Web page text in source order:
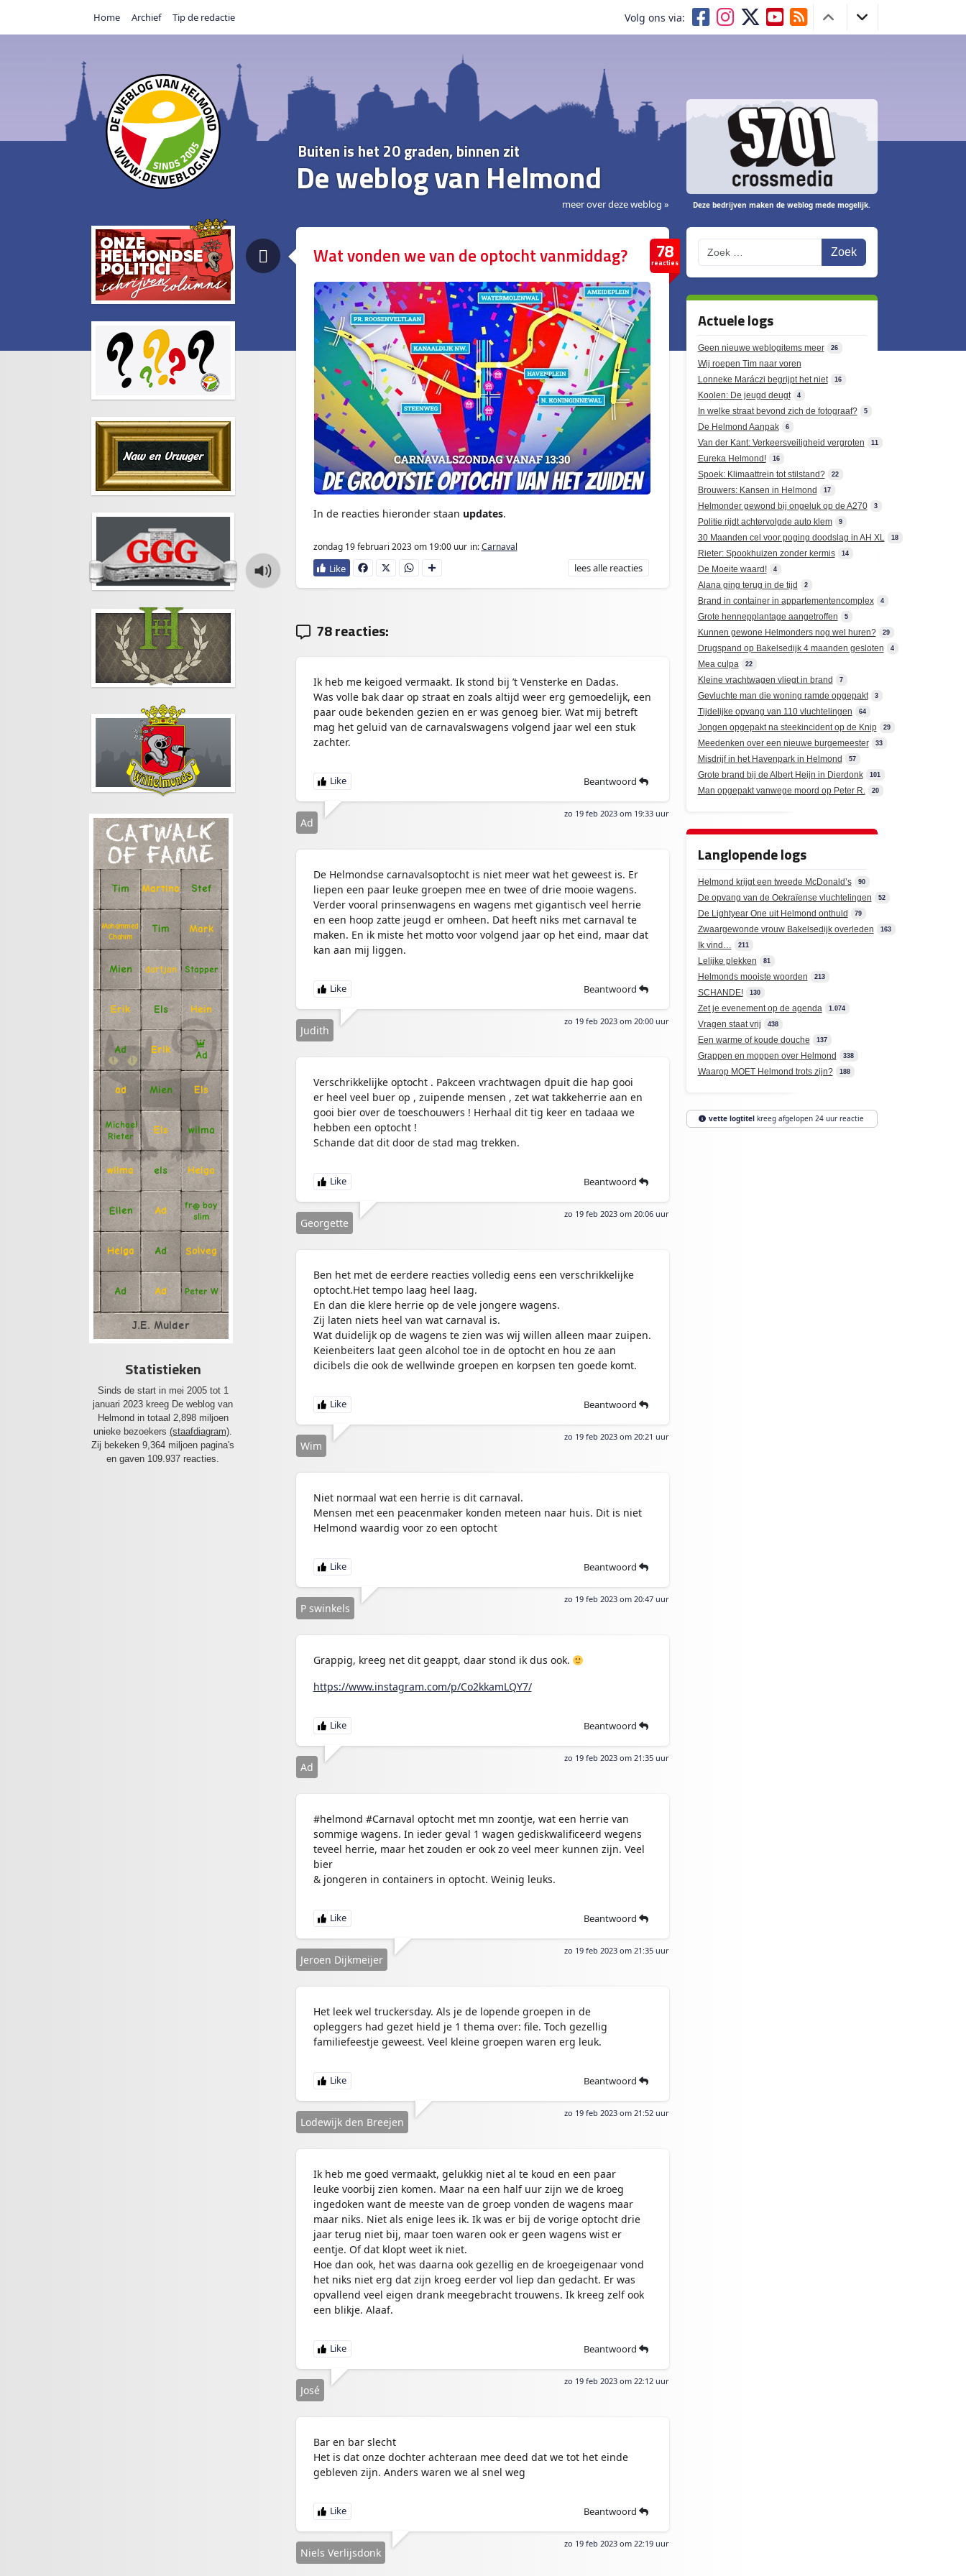
Home Archief Tip de redactie Volg ons via:
Buiten is het 20 graden, binnen zit
De weblog van Helmond
meer over deze weblog » Deze bedrijven maken de weblog mede mogelijk.
CATWALK
OF FAME
Tim Martina Stef
Mohammed
Chahim
Tim Mark
Mien dartjan Stapper
Erik Els Hein
Ad Erik
Ad
ad Mien Els
Michael
Rieter
Els wilma
wilma els Helga
Ellen Ad fr@ boy
slim
Helga Ad Solveg
Ad Ad Peter W
J.E. Mulder
Statistieken
Sinds de start in mei 2005 tot 1
januari 2023 kreeg De weblog van
Helmond in totaal 2,898 miljoen
unieke bezoekers (staafdiagram)
Zij bekeken 9,364 miljoen pagina's
en gaven 109.937 reacties.
78
reacties
Wat vonden we van de optocht vanmiddag?
In de reacties hieronder staan updates.
zondag 19 februari 2023om 19:00 uur in:Carnaval
Fa
ce
X
W
ha
D
e
leesalle reacties
78 reacties:
Ik heb me keigoed vermaakt. Ik stond bij ’t Vensterke en Dadas.
Was volle bak daar op straat en zoals altijd weer erg gemoedelijk, een
paar oude bekenden gezien en er was genoeg bier. Wat mij betreft
mag het geluid van de carnavalswagens volgend jaar wel een stuk
zachter.
Beantwoord
zo 19 feb 2023 om 19:33 uur
Ad
De Helmondse carnavalsoptocht is niet meer wat het geweest is. Er
liepen een paar leuke groepen mee en twee of drie mooie wagens.
Verder vooral prinsenwagens en wagens met gigantisch veel herrie
en een hoop zatte jeugd er omheen. Dat heeft niks met carnaval te
maken. En ik miste het motto voor volgend jaar op het eind, maar dat
kan aan mij liggen.
Beantwoord
zo 19 feb 2023 om 20:00 uur
Judith
Verschrikkelijke optocht . Pakceen vrachtwagen dpuit die hap gooi
er heel veel buer op , zuipende mensen , zet wat takkeherrie aan en
gooi bier over de toeschouwers ! Herhaal dit tig keer en tadaaa we
hebben een optocht !
Schande dat dit door de stad mag trekken.
Beantwoord
zo 19 feb 2023 om 20:06 uur
Georgette
Ben het met de eerdere reacties volledig eens een verschrikkelijke
optocht.Het tempo laag heel laag.
En dan die klere herrie op de vele jongere wagens.
Zij laten niets heel van wat carnaval is.
Wat duidelijk op de wagens te zien was wij willen alleen maar zuipen.
Keienbeiters laat geen alcohol toe in de optocht en hou ze aan
dicibels die ook de wellwinde groepen en korpsen ten goede komt.
Beantwoord
zo 19 feb 2023 om 20:21 uur
Wim
Niet normaal wat een herrie is dit carnaval.
Mensen met een peacenmaker konden meteen naar huis. Dit is niet
Helmond waardig voor zo een optocht
Beantwoord
zo 19 feb 2023 om 20:47 uur
P swinkels
Grappig, kreeg net dit geappt, daar stond ik dus ook.
https://www.instagram.com/p/Co2kkamLQY7/
Beantwoord
zo 19 feb 2023 om 21:35 uur
Ad
#helmond #Carnaval optocht met mn zoontje, wat een herrie van
sommige wagens. In ieder geval 1 wagen gediskwalificeerd wegens
teveel herrie, maar het zouden er ook zo veel meer kunnen zijn. Veel
bier
& jongeren in containers in optocht. Weinig leuks.
Beantwoord
zo 19 feb 2023 om 21:35 uur
Jeroen Dijkmeijer
Het leek wel truckersday. Als je de lopende groepen in de
opleggers had gezet hield je 1 thema over: file. Toch gezellig
familiefeestje geweest. Veel kleine groepen waren erg leuk.
Beantwoord
zo 19 feb 2023 om 21:52 uur
Lodewijk den Breejen
Ik heb me goed vermaakt, gelukkig niet al te koud en een paar
leuke voorbij zien komen. Maar na een half uur zijn we de kroeg
ingedoken want de meeste van de groep vonden de wagens maar
maar niks. Niet als enige lees ik. Ik was er bij de vorige optocht drie
jaar terug niet bij, maar toen waren ook er geen wagens wist er
eentje. Of dat klopt weet ik niet.
Hoe dan ook, het was daarna ook gezellig en de kroegeigenaar vond
het niks niet erg dat zijn kroeg eerder vol liep dan gedacht. Er was
opvallend veel eigen drank meegebracht trouwens. Ik kreeg zelf ook
een blikje. Alaaf.
Beantwoord
zo 19 feb 2023 om 22:12 uur
José
Bar en bar slecht
Het is dat onze dochter achteraan mee deed dat we tot het einde
gebleven zijn. Anders waren we al snel weg
Beantwoord
zo 19 feb 2023 om 22:19 uur
Niels Verlijsdonk
Actuele logs
Geen nieuwe weblogitems meer 26
Wij roepen Tim naar voren
Lonneke Maráczi begrijpt het niet
16
Koolen: De jeugd deugt 4
In welke straat bevond zich de fotograaf? 5
De Helmond Aanpak 6
Van der Kant: Verkeersveiligheid vergroten 11
Eureka Helmond! 16
Spoek: Klimaattrein tot stilstand? 22
Brouwers: Kansen in Helmond 17
Helmonder gewond bij ongeluk op de A270 3
Politie rijdt achtervolgde auto klem 9
30 Maanden cel voor poging doodslag in AH XL 18
Rieter: Spookhuizen zonder kermis 14
De Moeite waard! 4
Alana ging terug in de tijd 2
Brand in container in appartementencomplex 4
Grote hennepplantage aangetroffen 5
Kunnen gewone Helmonders nog wel huren? 29
Drugspand op Bakelsedijk 4 maanden gesloten 4
Mea culpa 22
Kleine vrachtwagen vliegt in brand 7
Gevluchte man die woning ramde opgepakt 3
Tijdelijke opvang van 110 vluchtelingen 64
Jongen opgepakt na steekincident op de Knip 29
Meedenken over een nieuwe burgemeester 33
Misdrijf in het Havenpark in Helmond 57
Grote brand bij de Albert Heijn in Dierdonk 101
Man opgepakt vanwege moord op Peter R. 20
Langlopende logs
Helmond krijgt een tweede McDonald’s 90
De opvang van de Oekraïense vluchtelingen 52
De Lightyear One uit Helmond onthuld 79
Zwaargewonde vrouw Bakelsedijk overleden 163
Ik vind… 211
Lelijke plekken 81
Helmonds mooiste woorden 213
SCHANDE! 130
Zet je evenement op de agenda 1.074
Vragen staat vrij 438
Een warme of koude douche 137
Grappen en moppen over Helmond 338
Waarop MOET Helmond trots zijn? 188
vette logtitelkreeg afgelopen 24 uur reactie